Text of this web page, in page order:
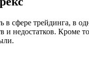
трейдинга, в
недостатков. Кроме